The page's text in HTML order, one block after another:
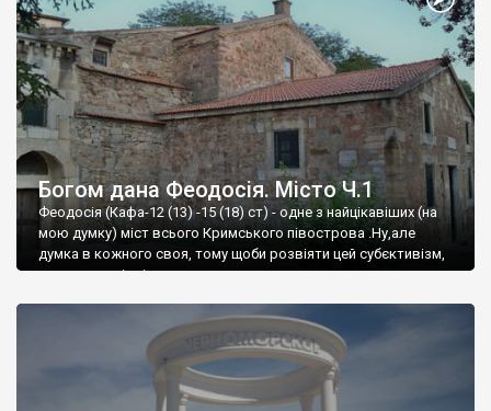
Богом дана Феодосія. Місто Ч.1
Феодосія (Кафа-12 (13) -15 (18) ст) - одне з найцікавіших (на
мою думку) міст всього Кримського півострова .Ну,але
думка в кожного своя, тому щоби розвіяти цей субєктивізм,
запрошую відвідати це